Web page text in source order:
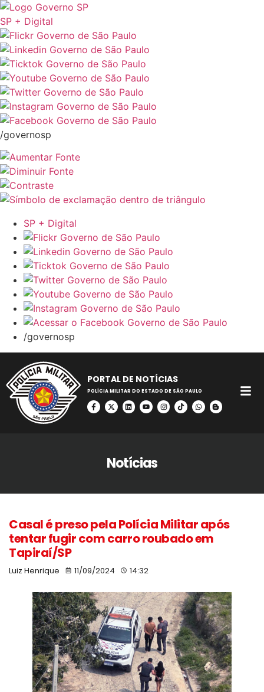
SP + Digital
/governosp
SP + Digital
/governosp
PORTAL DE NOTÍCIAS
POLÍCIA MILITAR DO ESTADO DE SÃO PAULO
Notícias
Casal é preso pela Polícia Militar após
tentar fugir com carro roubado em
Tapiraí/SP
Luiz Henrique 11/09/2024 14:32